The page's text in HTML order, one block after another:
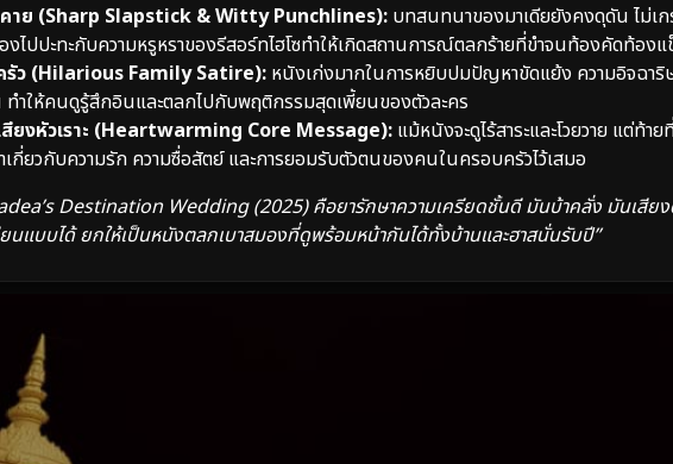
าย (Sharp Slapstick & Witty Punchlines): บทสนทนาของมาเดียยังคงดุดัน ไม่เก
ไปปะทะกับความหรูหราของรีสอร์ทไฮโซทำให้เกิดสถานการณ์ตลกร้ายที่ขำจนท้องคัดท้องแ
รัว (Hilarious Family Satire): หนังเก่งมากในการหยิบปมปัญหาขัดแย้ง ความอิจฉาริษ
ำให้คนดูรู้สึกอินและตลกไปกับพฤติกรรมสุดเพี้ยนของตัวละคร
ยงหัวเราะ (Heartwarming Core Message): แม้หนังจะดูไร้สาระและโวยวาย แต่ท้
กี่ยวกับความรัก ความซื่อสัตย์ และการยอมรับตัวตนของคนในครอบครัวไว้เสมอ
Destination Wedding (2025) คือยารักษาความเครียดชั้นดี มันบ้าคลั่ง มันเสีย
นแบบได้ ยกให้เป็นหนังตลกเบาสมองที่ดูพร้อมหน้ากันได้ทั้งบ้านและฮาสนั่นรับปี”